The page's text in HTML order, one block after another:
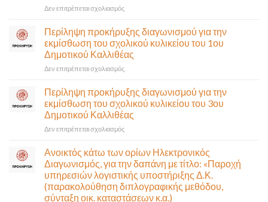
Ποσειδώνος)
10
Αυγούστου-
Ένα
αναγκαίο
σημαντικό
έργο
υποδομής
ολοκληρώθηκε
Δεν επιτρέπεται σχολιασμόςστο
σε
έκτακτη
συνεδρίαση
της
Δημοτικής
που
θα
γίνει
δια
ζώσης
αίθουσα
Δημοτικού
Συμβουλίου)
&
με
τηλεδιάσκεψη
Περίληψη προκήρυξης διαγωνισμού για την
εκμίσθωση του σχολικού κυλικείου του 1ου
Δημοτικού Καλλιθέας
Δεν επιτρέπεται σχολιασμόςστο
προκήρυξης
διαγωνισμού
για
την
εκμίσθωση
σχολικού
κυλικείου
του
1ου
Δημοτικού
Καλλιθέας
Περίληψη προκήρυξης διαγωνισμού για την
εκμίσθωση του σχολικού κυλικείου του 3ου
Δημοτικού Καλλιθέας
Δεν επιτρέπεται σχολιασμόςστο
προκήρυξης
διαγωνισμού
για
την
εκμίσθωση
του
Ανοικτός κάτω των ορίων Ηλεκτρονικός
Διαγωνισμός, για την δαπάνη με τίτλο: «Παροχή
υπηρεσιών λογιστικής υποστήριξης Δ.Κ.
(παρακολούθηση διπλογραφικής μεθόδου,
σύνταξη οικ. καταστάσεων κ.α.)